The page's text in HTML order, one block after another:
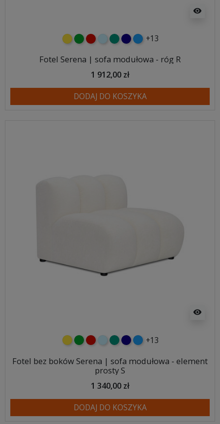
visibility
żółtyzielonyczerwony
błękitnyturkusowy
granatowy
niebieski
+13
Fotel Serena | sofa modułowa - róg R
1 912,00 zł
DODAJ DO KOSZYKA
visibility
żółtyzielonyczerwony
błękitnyturkusowy
granatowy
niebieski
+13
Fotel bez boków Serena | sofa modułowa - element
prosty S
1 340,00 zł
DODAJ DO KOSZYKA